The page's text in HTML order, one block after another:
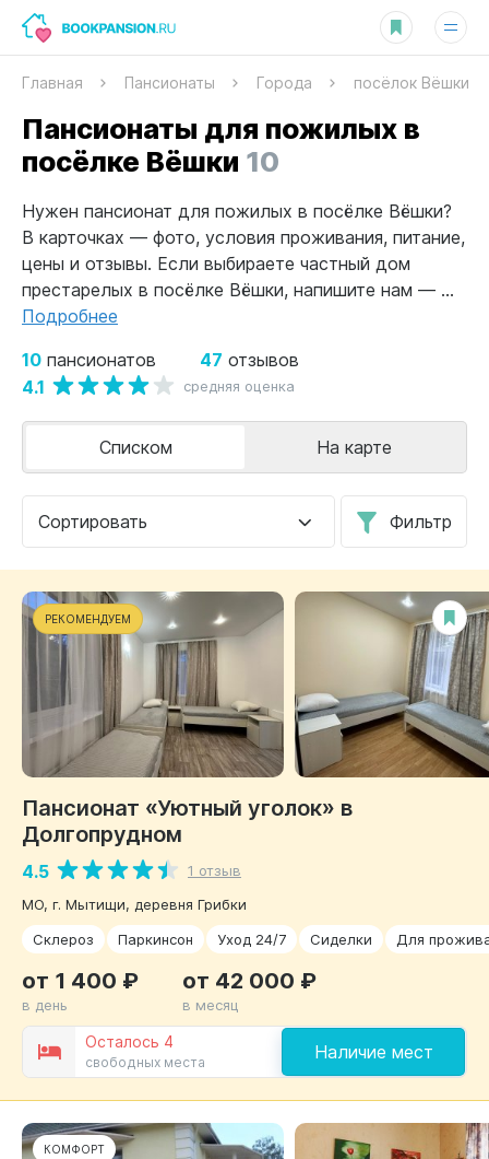
Главная Пансионаты Города посёлок Вёшки
Пансионаты для пожилых в
посёлке Вёшки 10
Нужен пансионат для пожилых в посёлке Вёшки?
В карточках — фото, условия проживания, питание,
цены и отзывы. Если выбираете частный дом
престарелых в посёлке Вёшки, напишите нам — ...
Подробнее
10 пансионатов 47 отзывов
4.1 средняя оценка
Сортировать Фильтр
Списком На карте
РЕКОМЕНДУЕМ
Пансионат «Уютный уголок» в
Долгопрудном
4.5
1 отзыв
МО, г. Мытищи, деревня Грибки
Склероз
Паркинсон Уход 24/7 Сиделки Для
Осталось 4
свободных места Наличие мест
от 1 400 ₽
в день
от 42 000 ₽
в месяц
КОМФОРТ